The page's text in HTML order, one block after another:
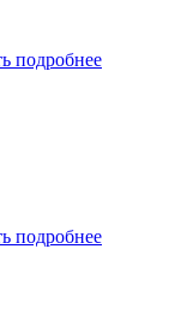
подробнее
подробнее